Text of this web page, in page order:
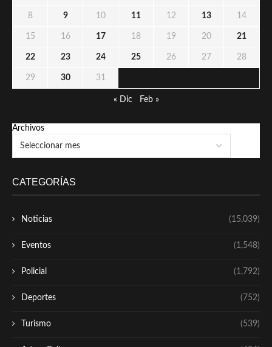
8 9 10 11 12 13 14
15 16 17 18 19 20 21
22 23 24 25 26 27 28
29 30 31
« Dic Feb »
Archivos
CATEGORÍAS
Noticias (15,039)
Eventos (1,548)
Policial (1,792)
Deportes (752)
Turismo (539)